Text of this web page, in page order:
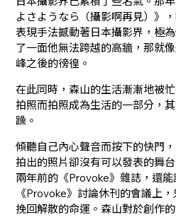
よさようなら（攝影啊再見）》
表現手法撼動著日本攝影界，極
了一面他無法跨越的高牆，那就
峰之後的徬徨。
在此同時，森山的生活漸漸地被
拍照而拍照成為生活的一部分，
躁。
傾聽自己內心聲音而按下的快門
拍出的照片卻沒有可以發表的舞
兩年前的《Provoke》雜誌，還
《Provoke》討論休刊的會議上
挽回解散的命運。森山對於創作